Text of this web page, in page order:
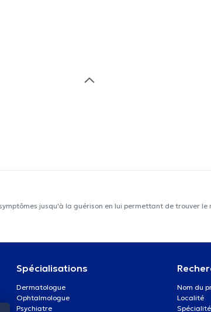
jusqu'à la guérison en lui permettant de trouver
Spécialisations
Dermatologue
Ophtalmologue
Psychiatre
Nom du
Localité
Spécialité